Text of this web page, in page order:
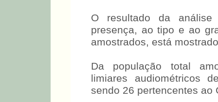
O resultado da
presença, ao tipo e ao
amostrados, está
Da população total
limiares audiométricos
sendo 26 pertencentes ao